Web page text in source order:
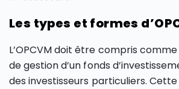
Les types et formes
L’OPCVM doit être compris
de gestion d’un fonds
des investisseurs particuliers.